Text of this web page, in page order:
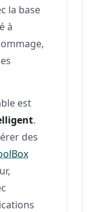
la base
à
est
.
des